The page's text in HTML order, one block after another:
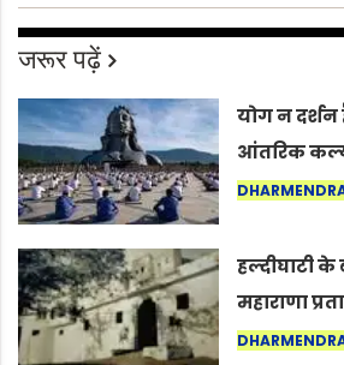
जरूर पढ़ें
योग न दर्शन
आंतरिक
अंतरराष्ट्रीय
हल्दीघाटी के
महाराणा
का वह